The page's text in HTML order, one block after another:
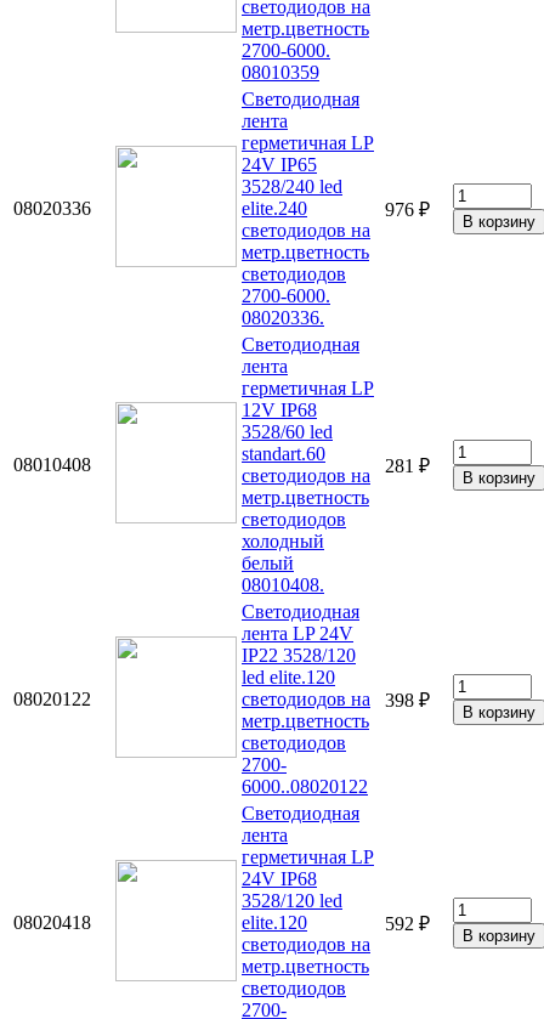
светодиодов на
метр.цветность
2700-6000.
08010359
08020336
Светодиодная
лента
герметичная LP
24V IP65
3528/240 led
elite.240
светодиодов на
метр.цветность
светодиодов
2700-6000.
08020336.
976 ₽
08010408
Светодиодная
лента
герметичная LP
12V IP68
3528/60 led
standart.60
светодиодов на
метр.цветность
светодиодов
холодный
белый
08010408.
281 ₽
08020122
Светодиодная
лента LP 24V
IP22 3528/120
led elite.120
светодиодов на
метр.цветность
светодиодов
2700-
6000..08020122
398 ₽
08020418
Светодиодная
лента
герметичная LP
24V IP68
3528/120 led
elite.120
светодиодов на
метр.цветность
светодиодов
2700-
592 ₽